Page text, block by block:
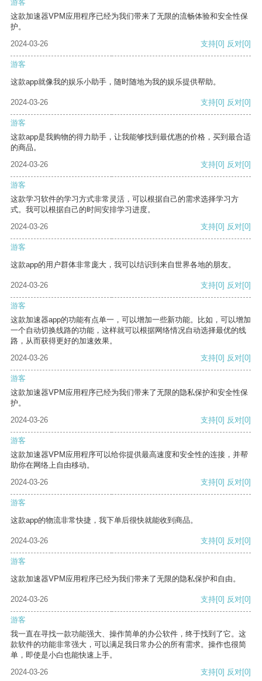
游客
这款加速器VPM应用程序已经为我们带来了无限的流畅体验和安全性保
护。
2024-03-26
支持[0] 反对[0]
游客
这款app就像我的娱乐小助手，随时随地为我的娱乐提供帮助。
2024-03-26 支持[0] 反对[0]
游客
这款app是我购物的得力助手，让我能够找到最优惠的价格，买到最合适
的商品。
2024-03-26
支持[0] 反对[0]
游客
这款学习软件的学习方式非常灵活，可以根据自己的需求选择学习方
式。我可以根据自己的时间安排学习进度。
2024-03-26
支持[0] 反对[0]
游客
这款app的用户群体非常庞大，我可以结识到来自世界各地的朋友。
2024-03-26 支持[0] 反对[0]
游客
这款加速器app的功能有点单一，可以增加一些新功能。比如，可以增加
一个自动切换线路的功能，这样就可以根据网络情况自动选择最优的线
路，从而获得更好的加速效果。
2024-03-26
支持[0] 反对[0]
游客
这款加速器VPM应用程序已经为我们带来了无限的隐私保护和安全性保
护。
2024-03-26
支持[0] 反对[0]
游客
这款加速器VPM应用程序可以给你提供最高速度和安全性的连接，并帮
助你在网络上自由移动。
2024-03-26
支持[0] 反对[0]
游客
这款app的物流非常快捷，我下单后很快就能收到商品。
2024-03-26 支持[0] 反对[0]
游客
这款加速器VPM应用程序已经为我们带来了无限的隐私保护和自由。
2024-03-26 支持[0] 反对[0]
游客
我一直在寻找一款功能强大、操作简单的办公软件，终于找到了它。这
款软件的功能非常强大，可以满足我日常办公的所有需求。操作也很简
单，即使是小白也能快速上手。
2024-03-26
支持[0] 反对[0]